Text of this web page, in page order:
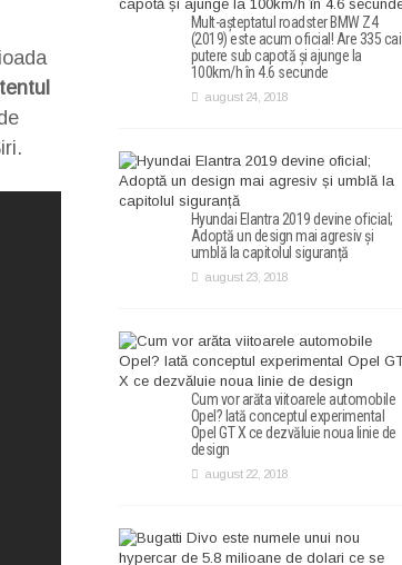
Mult-așteptatul roadster BMW Z4
(2019) este acum oficial! Are 335 cai
putere sub capotă și ajunge la
100km/h în 4.6 secunde
august 24, 2018
Hyundai Elantra 2019 devine oficial;
Adoptă un design mai agresiv și
umblă la capitolul siguranță
august 23, 2018
Cum vor arăta viitoarele automobile
Opel? Iată conceptul experimental
Opel GT X ce dezvăluie noua linie de
design
august 22, 2018